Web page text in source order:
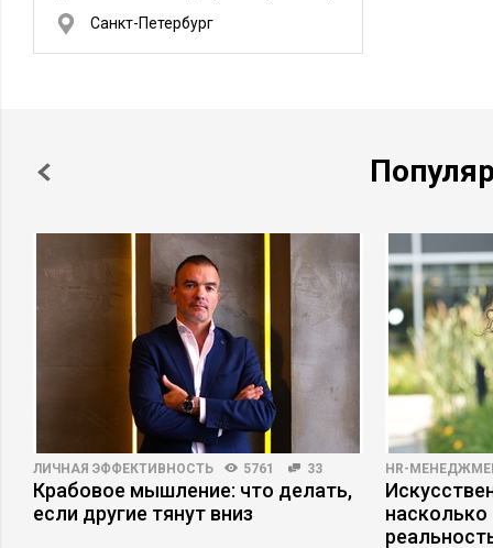
Санкт-Петербург
ЛИЧНАЯ ЭФФЕКТИВНОСТЬ 5761 33
Крабовое мышление: что делать,
если другие тянут вниз
HR-